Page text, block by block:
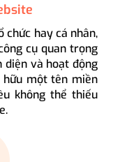
chức hay cá nhân,
cụ quan trọng
diện và hoạt động
hữu một tên miền
không thể thiếu